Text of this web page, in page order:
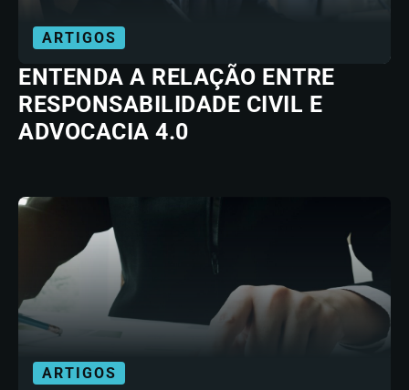
ARTIGOS
ENTENDA A RELAÇÃO ENTRE
RESPONSABILIDADE CIVIL E
ADVOCACIA 4.0
ARTIGOS